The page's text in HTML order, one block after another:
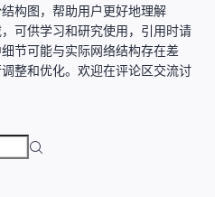
构图，帮助用户更好地理解
可供学习和研究使用，引用时请
节可能与实际网络结构存在差
整和优化。欢迎在评论区交流讨